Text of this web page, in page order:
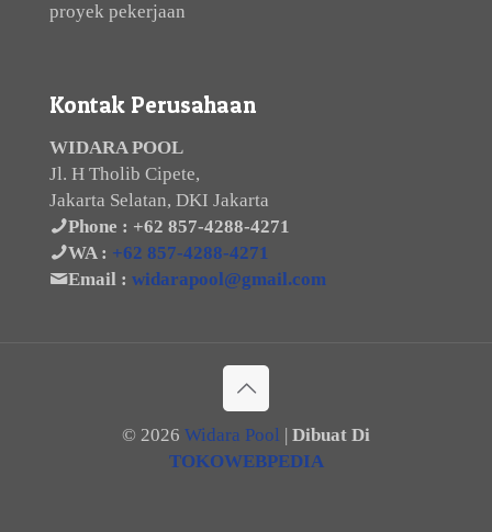
proyek pekerjaan
Kontak Perusahaan
WIDARA POOL
Jl. H Tholib Cipete,
Jakarta Selatan, DKI Jakarta
Phone : +62 857-4288-4271
WA : +62 857-4288-4271
Email : widarapool@gmail.com
© 2026 Widara Pool
Dibuat Di
TOKOWEBPEDIA